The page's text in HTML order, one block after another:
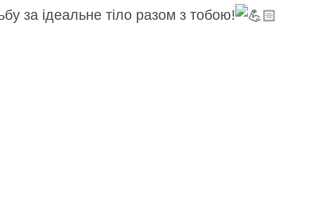
за ідеальне тіло разом з тобою!